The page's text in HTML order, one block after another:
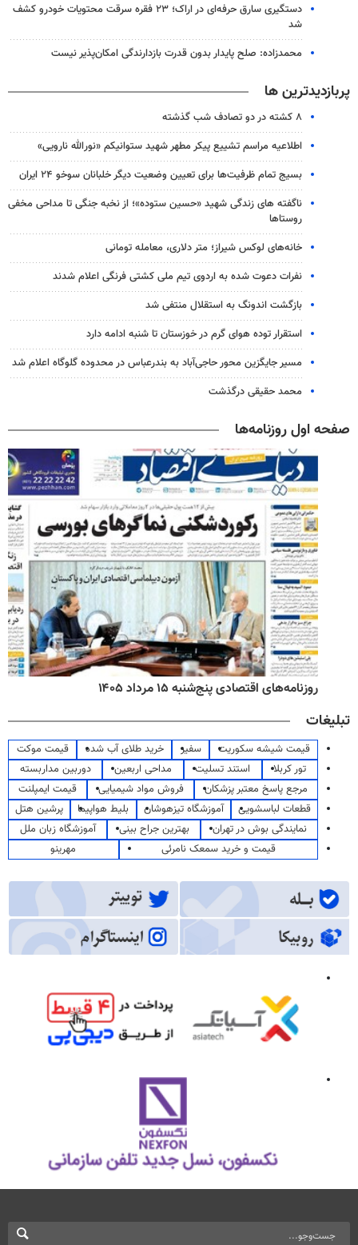
دستگیری سارق حرفه‌ای در اراک؛ ۲۳ فقره سرقت محتویات خودرو کشف
شد
محمدزاده: صلح پایدار بدون قدرت بازدارندگی امکان‌پذیر نیست
پربازدیدترین ها
۸ کشته در دو تصادف شب گذشته
اطلاعیه مراسم تشییع پیکر مطهر شهید ستوانیکم «نورالله نارویی»
بسیج تمام ظرفیت‌ها برای تعیین وضعیت دیگر خلبانان سوخو ۲۴ ایران
ناگفته های زندگی شهید «حسین ستوده»؛ از نخبه جنگی تا مداحی مخفی
روستاها
خانه‌های لوکس شیراز؛ متر دلاری، معامله تومانی
نفرات دعوت شده به اردوی تیم ملی کشتی فرنگی اعلام شدند
بازگشت اندونگ به استقلال منتفی شد
استقرار توده هوای گرم در خوزستان تا شنبه ادامه دارد
مسیر جایگزین محور حاجی‌آباد به بندرعباس در محدوده گلوگاه اعلام شد
محمد حقیقی درگذشت
صفحه اول روزنامه‌ها
روزنامه‌های اقتصادی پنج‌شنبه ۱۵ مرداد ۱۴۰۵
تبلیغات
قیمت شیشه سکوریت سفیر خرید طلای آب شده
قیمت موکت
تور کربلا
استند تسلیت مداحی اربعین
دوربین مداربسته
مرجع پاسخ معتبر پزشکان
فروش مواد شیمیایی
قیمت ایمپلنت
قطعات لباسشویی
آموزشگاه تیزهوشان بلیط هواپیما
پرشین هتل
نمایندگی بوش در تهران
بهترین جراح بینی
آموزشگاه زبان ملل
قیمت و خرید سمعک نامرئی
مهرینو